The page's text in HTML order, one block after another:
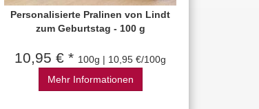
Personalisierte Pralinen von Lindt
zum Geburtstag - 100 g
10,95 € * 100g | 10,95 €/100g
Mehr Informationen